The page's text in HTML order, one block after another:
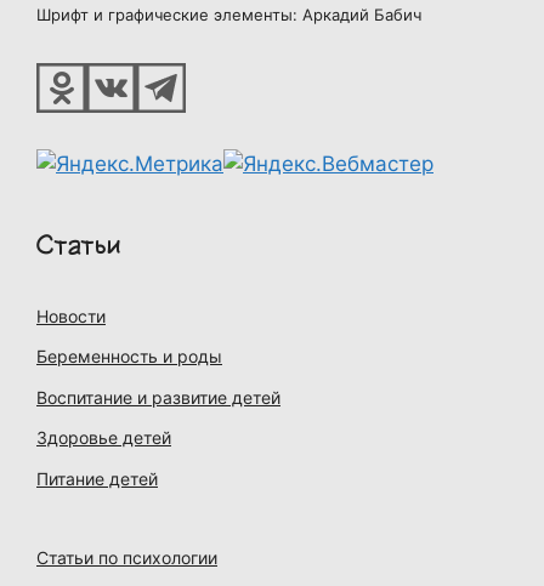
Шрифт и графические элементы: Аркадий Бабич
Статьи
Новости
Беременность и роды
Воспитание и развитие детей
Здоровье детей
Питание детей
Статьи по психологии